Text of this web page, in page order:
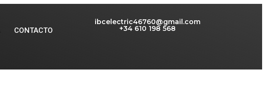
CONTACTO
ibcelectric46760@gmail.com
+34 610 198 568